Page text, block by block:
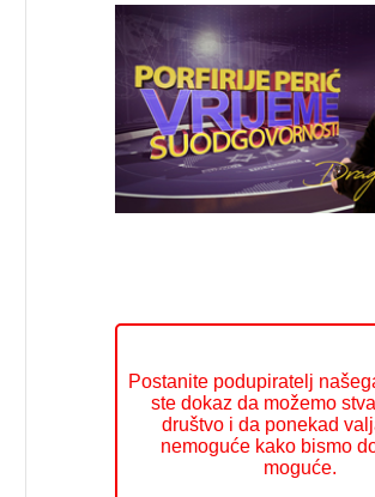
Postanite podupiratelj
ste dokaz da možemo
društvo i da ponekad
nemoguće kako bismo
moguće.